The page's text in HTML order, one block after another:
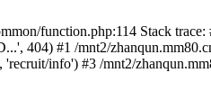
function.php:114 Stack
#1 /mnt2/
info') #3 /mnt2/